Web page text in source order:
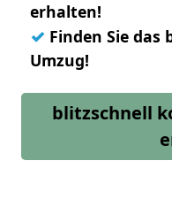
erhalten!
✓ Finden Sie
Umzug!
blitzschnell